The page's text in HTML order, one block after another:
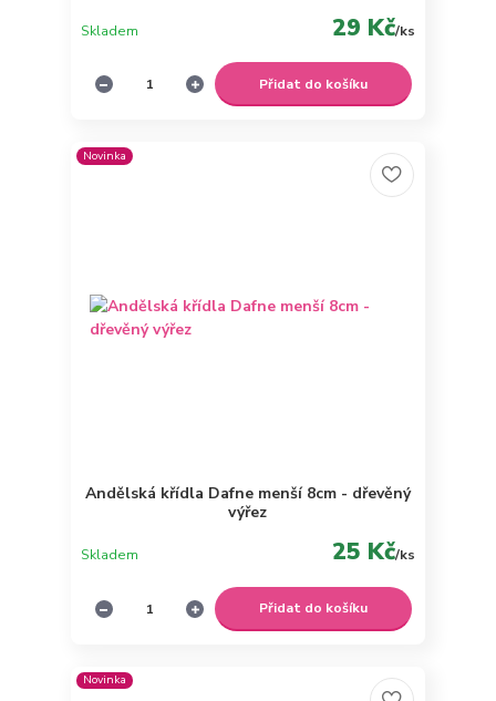
29 Kč/ks
Skladem
Přidat do košíku
Novinka
Andělská křídla Dafne menší 8cm - dřevěný
výřez
25 Kč/ks
Skladem
Přidat do košíku
Novinka